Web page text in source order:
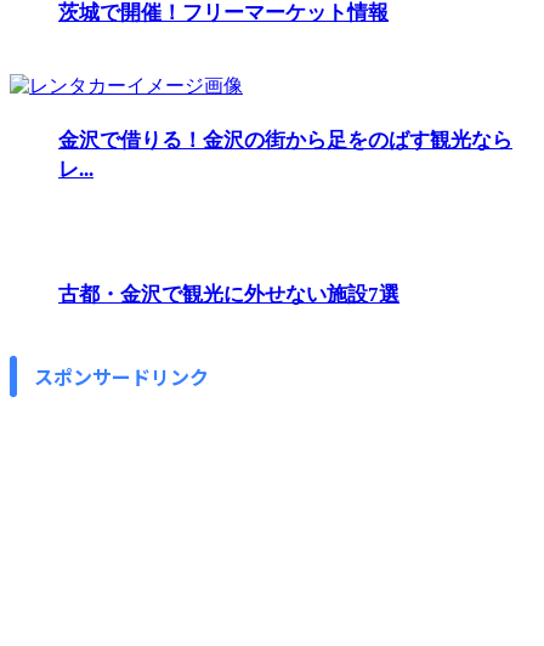
茨城で開催！フリーマーケット情報
金沢で借りる！金沢の街から足をのばす観光なら
レ...
古都・金沢で観光に外せない施設7選
スポンサードリンク